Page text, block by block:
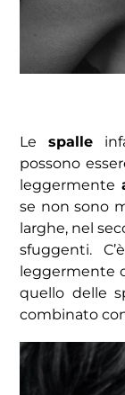
Lespalle
possono
leggermente
se non sono
larghe, nel
sfuggenti.
leggermente
quello delle
combinato